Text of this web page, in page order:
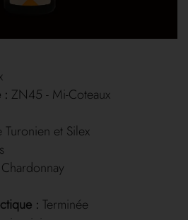
: ZN45 - Mi-Coteaux
et Silex
: Terminée